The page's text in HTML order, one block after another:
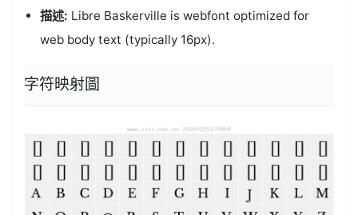
描述: Libre Baskerville is webfont optimized for
web body text (typically 16px).
字符映射圖